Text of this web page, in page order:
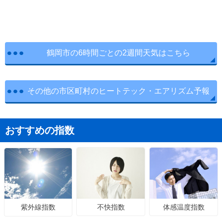
鶴岡市の6時間ごとの2週間天気はこちら
その他の市区町村のヒートテック・エアリズム予報
おすすめの指数
紫外線指数 不快指数 体感温度指数